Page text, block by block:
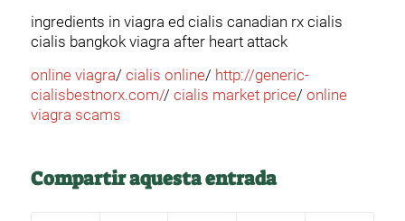
ingredients in viagra ed cialis canadian rx cialis
cialis bangkok viagra after heart attack
online viagra/ cialis online/ http://generic-
cialisbestnorx.com// cialis market price/ online
viagra scams
Compartir aquesta entrada